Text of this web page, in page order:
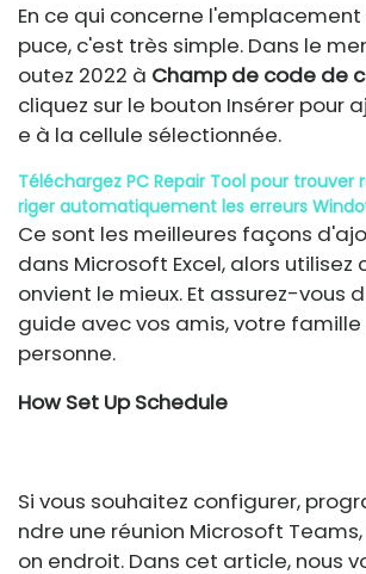
En ce qui concerne
puce, c'est très simple. Dans le
outez 2022 à Champ de code de
cliquez sur le bouton Insérer pour
e à la cellule sélectionnée.
Téléchargez PC Repair Tool pour
riger automatiquement les erreurs
Ce sont les meilleures façons
dans Microsoft Excel, alors utilisez
onvient le mieux. Et assurez-vous
guide avec vos amis, votre
personne.
How Set Up Schedule
Si vous souhaitez configurer,
ndre une réunion Microsoft
on endroit. Dans cet article, nous